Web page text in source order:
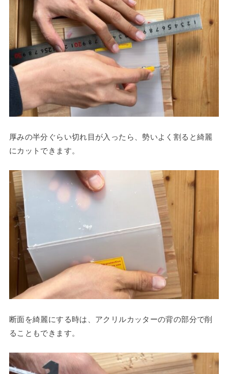
厚みの半分ぐらい切れ目が入ったら、勢いよく割ると綺麗
にカットできます。
断面を綺麗にする時は、アクリルカッターの背の部分で削
ることもできます。